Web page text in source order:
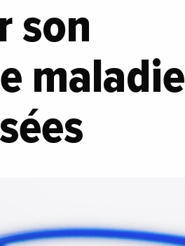
son
maladie